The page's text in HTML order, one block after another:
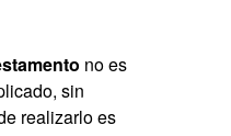
no es
sin
realizarlo es